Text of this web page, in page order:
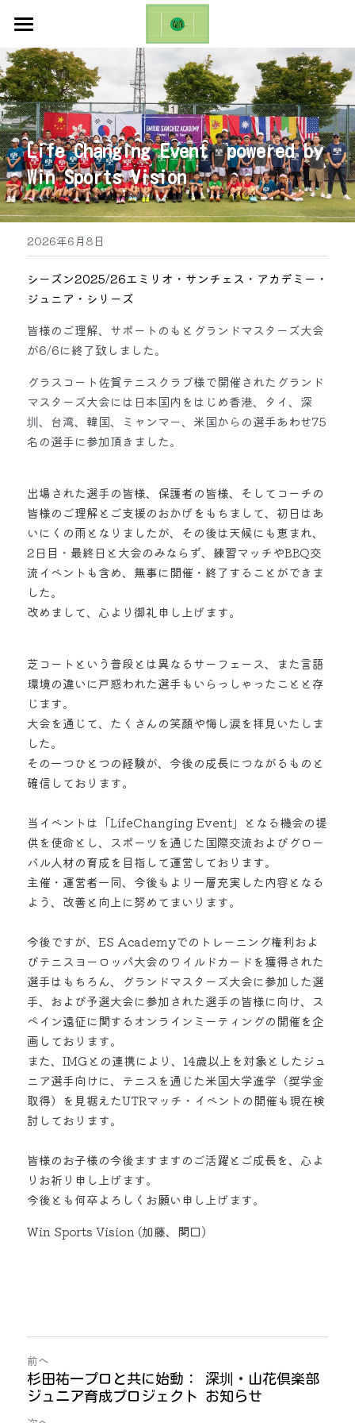
ホーム
お知らせ
ギャラリー
お問い合わせ
ブログ
Emilio Sanchez Academy Cup
日本語
English
Life Changing Event  powered by
Win Sports Vision
2026年6月8日
シーズン2025/26エミリオ・サンチェス・アカデミー・
ジュニア・シリーズ
皆様のご理解、サポートのもとグランドマスターズ大会
が6/6に終了致しました。
グラスコート佐賀テニスクラブ様で開催されたグランド
マスターズ大会には日本国内をはじめ香港、タイ、深
圳、台湾、韓国、ミャンマー、米国からの選手あわせ75
名の選手に参加頂きました。
出場された選手の皆様、保護者の皆様、そしてコーチの
皆様のご理解とご支援のおかげをもちまして、初日はあ
いにくの雨となりましたが、その後は天候にも恵まれ、
2日目・最終日と大会のみならず、練習マッチやBBQ交
流イベントも含め、無事に開催・終了することができま
した。
改めまして、心より御礼申し上げます。
芝コートという普段とは異なるサーフェース、また言語
環境の違いに戸惑われた選手もいらっしゃったことと存
じます。
大会を通じて、たくさんの笑顔や悔し涙を拝見いたしま
した。
その一つひとつの経験が、今後の成長につながるものと
確信しております。
当イベントは「LifeChanging Event」となる機会の提
供を使命とし、スポーツを通じた国際交流およびグロー
バル人材の育成を目指して運営しております。
主催・運営者一同、今後もより一層充実した内容となる
よう、改善と向上に努めてまいります。
今後ですが、ES Academyでのトレーニング権利およ
びテニスヨーロッパ大会のワイルドカードを獲得された
選手はもちろん、グランドマスターズ大会に参加した選
手、および予選大会に参加された選手の皆様に向け、ス
ペイン遠征に関するオンラインミーティングの開催を企
画しております。
また、IMGとの連携により、14歳以上を対象としたジュ
ニア選手向けに、テニスを通じた米国大学進学（奨学金
取得）を見据えたUTRマッチ・イベントの開催も現在検
討しております。
皆様のお子様の今後ますますのご活躍とご成長を、心よ
りお祈り申し上げます。
今後とも何卒よろしくお願い申し上げます。
Win Sports Vision (加藤、関口)
前へ
杉田祐一プロと共に始動： 深圳・山花倶楽部
ジュニア育成プロジェクト お知らせ